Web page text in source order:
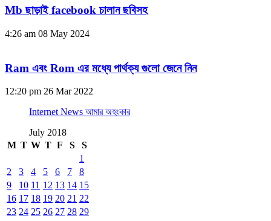
Mb ছাড়াই facebook চালান ছবিসহ
4:26 am 08 May 2024
Ram এবং Rom এর মধ্যে পার্থক্য গুলো জেনে নিন
12:20 pm 26 Mar 2022
Internet News আমার অহংকার
July 2018
M T W T F S
S
1
2
3 4 5 6 7
8
9
10 11 12 13 14 15
16 17 18 19 20 21 22
23 24 25 26 27 28 29